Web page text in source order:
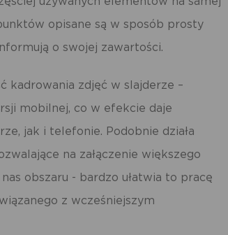
opisane są w sposób prosty
o swojej zawartości.
kadrowania zdjęć w slajderze –
mobilnej, co w efekcie daje
jak i telefonie. Podobnie działa
na załączenie większego
obszaru - bardzo ułatwia to pracę
z wcześniejszym
społecznościowych.